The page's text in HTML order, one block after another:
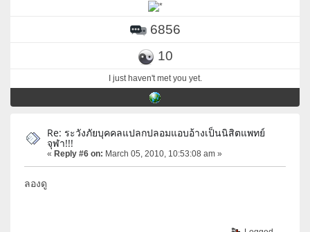
6856
10
I just haven't met you yet.
Re: ระวังภัยบุคคลแปลกปลอมแอบอ้างเป็นนิสิตแพทย์
จุฬา!!!
« Reply #6 on: March 05, 2010, 10:53:08 am »
ลองดู